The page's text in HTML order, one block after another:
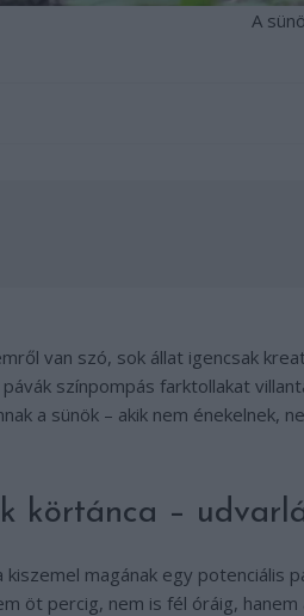
A
van szó, sok állat igencsak
színpompás farktollakat
a sünök – akik nem énekelnek,
körtánca –
kiszemel magának egy
öt percig, nem is fél óráig,